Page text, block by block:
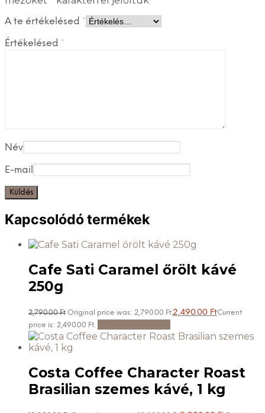
A te értékelésed *
Értékelésed *
Név
E-mail
Kapcsolódó termékek
Cafe Sati Caramel őrölt kávé
250g
2,790.00Ft Original price was: 2,790.00 Ft.2,490.00 FtCurrent
price is: 2,490.00 Ft.
Costa Coffee Character Roast
Brasilian szemes kávé, 1 kg